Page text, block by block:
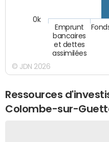
Emprunt
bancaires
et dettes
assimilées
0k
© JDN 2026
Ressources
Colombe-sur-